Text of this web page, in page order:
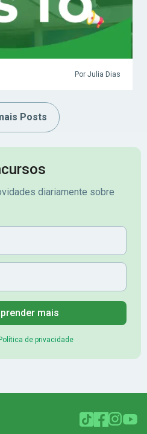
Por Julia Dias
Posts
diariamente sobre
mais
Política de privacidade